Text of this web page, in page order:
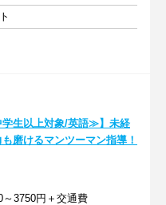
学生以上対象/英語≫】未経
磨けるマンツーマン指導！
～3750円＋交通費